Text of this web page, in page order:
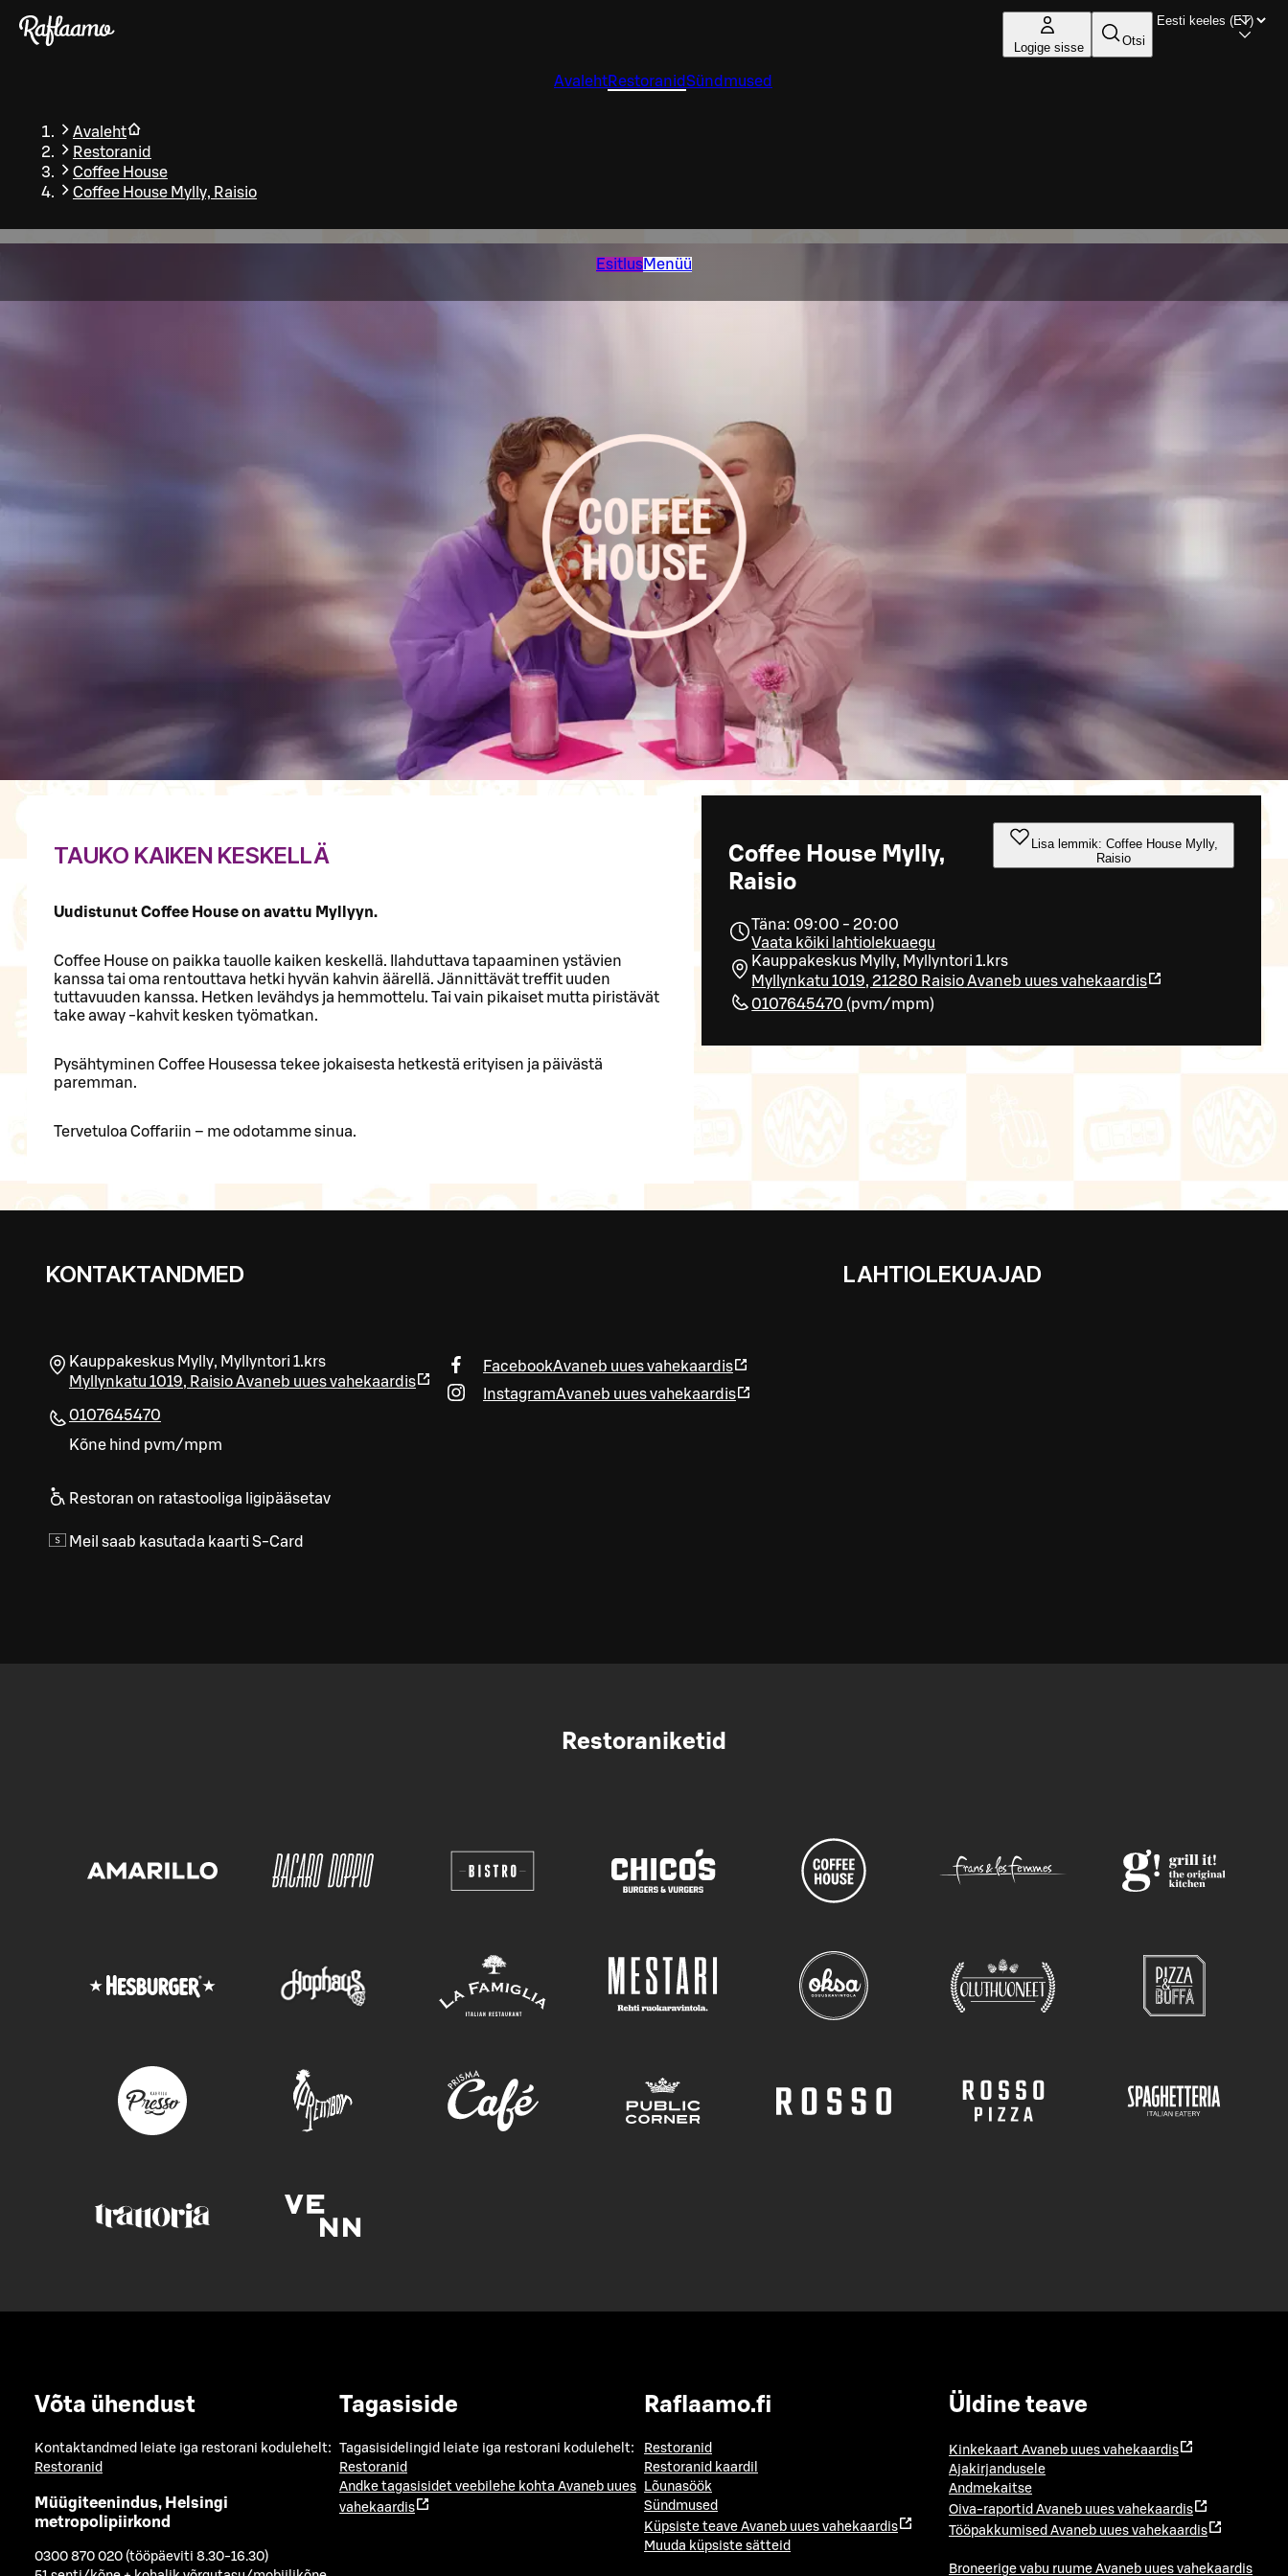
Liigu peamise sisu juurde
Logige sisse Otsi
AvalehtRestoranidSündmused
Avaleht
Restoranid
Coffee House
Coffee House Mylly, Raisio
EsitlusMenüü
Coffee House Mylly,
Raisio
Lisa lemmik: Coffee House Mylly,
Raisio
Täna: 09:00 - 20:00
Vaata kõiki lahtiolekuaegu
Kauppakeskus Mylly, Myllyntori 1.krs
Myllynkatu 1019, 21280 Raisio Avaneb uues vahekaardis
0107645470 (pvm/mpm)
TAUKO KAIKEN KESKELLÄ
Uudistunut Coffee House on avattu Myllyyn.
Coffee House on paikka tauolle kaiken keskellä. Ilahduttava tapaaminen ystävien
kanssa tai oma rentouttava hetki hyvän kahvin äärellä. Jännittävät treffit uuden
tuttavuuden kanssa. Hetken levähdys ja hemmottelu. Tai vain pikaiset mutta piristävät
take away -kahvit kesken työmatkan.
Pysähtyminen Coffee Housessa tekee jokaisesta hetkestä erityisen ja päivästä
paremman.
Tervetuloa Coffariin – me odotamme sinua.
KONTAKTANDMED
Kauppakeskus Mylly, Myllyntori 1.krs
Myllynkatu 1019, RaisioAvaneb uues vahekaardis
0107645470
Kõne hind pvm/mpm
Restoran on ratastooliga ligipääsetav
Meil saab kasutada kaarti S-Card
FacebookAvaneb uues vahekaardis
InstagramAvaneb uues vahekaardis
LAHTIOLEKUAJAD
Restoraniketid
Võta ühendust
Kontaktandmed leiate iga restorani kodulehelt:
Restoranid
Müügiteenindus, Helsingi
metropolipiirkond
0300 870 020 (tööpäeviti 8.30-16.30)
Tagasiside
Tagasisidelingid leiate iga restorani kodulehelt:
Restoranid
Andke tagasisidet veebilehe kohta Avaneb uues
vahekaardis
Raflaamo.fi
Restoranid
Restoranid kaardil
Lõunasöök
Sündmused
Küpsiste teave Avaneb uues vahekaardis
Muuda küpsiste sätteid
Üldine teave
Kinkekaart Avaneb uues vahekaardis
Ajakirjandusele
Andmekaitse
Oiva-raportid Avaneb uues vahekaardis
Tööpakkumised Avaneb uues vahekaardis
Broneerige vabu ruume Avaneb uues vahekaardis